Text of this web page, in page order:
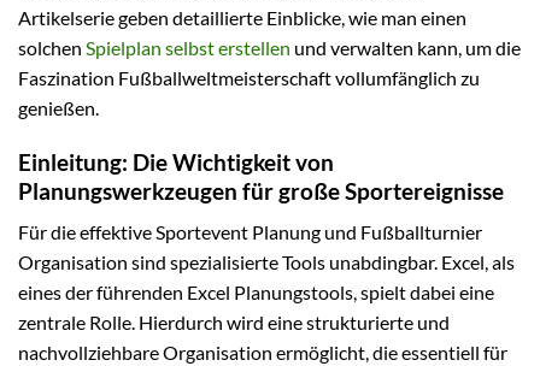
Artikelserie geben detaillierte Einblicke, wie man einen
solchen Spielplan selbst erstellen und verwalten kann, um die
Faszination Fußballweltmeisterschaft vollumfänglich zu
genießen.
Einleitung: Die Wichtigkeit von
Planungswerkzeugen für große Sportereignisse
Für die effektive Sportevent Planung und Fußballturnier
Organisation sind spezialisierte Tools unabdingbar. Excel, als
eines der führenden Excel Planungstools, spielt dabei eine
zentrale Rolle. Hierdurch wird eine strukturierte und
nachvollziehbare Organisation ermöglicht, die essentiell für